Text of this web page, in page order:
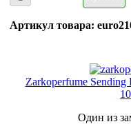
Артикул товара:
Zarkoperfume
Один из